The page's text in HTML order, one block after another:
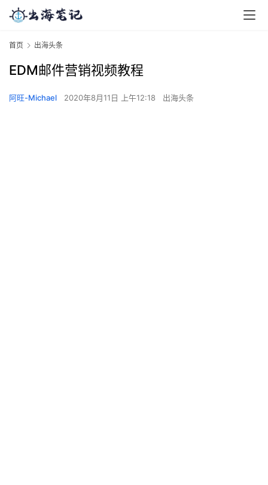
首页 出海头条
EDM邮件营销视频教程
阿旺-Michael 2020年8月11日 上午12:18 出海头条